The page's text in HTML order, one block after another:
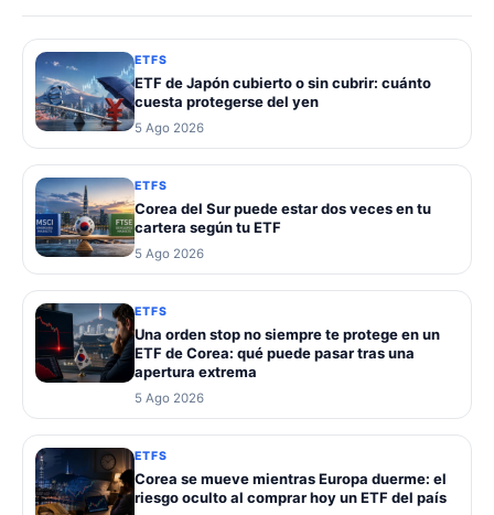
ETFS
ETF de Japón cubierto o sin cubrir: cuánto
cuesta protegerse del yen
5 Ago 2026
ETFS
Corea del Sur puede estar dos veces en tu
cartera según tu ETF
5 Ago 2026
ETFS
Una orden stop no siempre te protege en un
ETF de Corea: qué puede pasar tras una
apertura extrema
5 Ago 2026
ETFS
Corea se mueve mientras Europa duerme: el
riesgo oculto al comprar hoy un ETF del país